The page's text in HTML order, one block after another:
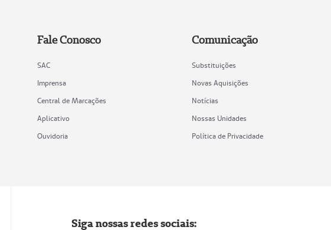
Fale Conosco
SAC
Imprensa
Central de Marcações
Aplicativo
Ouvidoria
Comunicação
Substituições
Novas Aquisições
Notícias
Nossas Unidades
Política de Privacidade
Siga nossas redes sociais: